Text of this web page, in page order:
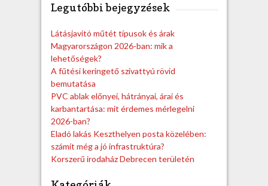
Legutóbbi bejegyzések
Látásjavító műtét típusok és árak
Magyarországon 2026-ban: mik a
lehetőségek?
A fűtési keringető szivattyú rövid
bemutatása
PVC ablak előnyei, hátrányai, árai és
karbantartása: mit érdemes mérlegelni
2026-ban?
Eladó lakás Keszthelyen posta közelében:
számít még a jó infrastruktúra?
Korszerű irodaház Debrecen területén